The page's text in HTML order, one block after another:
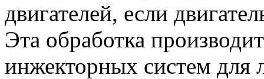
двигателей, если
Эта обработка
инжекторных систем для